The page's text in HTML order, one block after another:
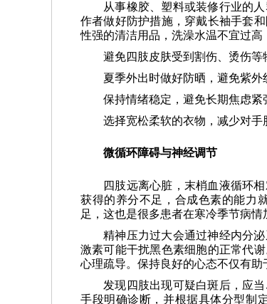
从事橡胶、塑料或装修行业的
作者做好防护措施，穿戴长袖手套
性强的清洁用品，洗澡水温不宜过高
避免四肢皮肤受到割伤、烫伤等
夏季外出时做好防晒，避免紫外
保持情绪稳定，避免长期焦虑紧
选择宽松柔软的衣物，减少对手
微循环障碍与神经调节
四肢远离心脏，末梢血液循环
获得的养分不足，合成色素的能力
足，这也是很多患者在寒冷季节病情
精神压力过大会通过神经内分
激素可能干扰黑色素细胞的正常代
心理疏导。保持良好的心态不仅有助
发现四肢出现可疑白斑后，应
手段明确诊断，并根据具体分型制